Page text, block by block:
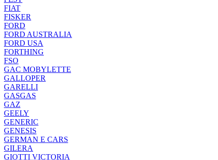
FIAT
FISKER
FORD
FORD AUSTRALIA
FORD USA
FORTHING
FSO
GAC MOBYLETTE
GALLOPER
GARELLI
GASGAS
GAZ
GEELY
GENERIC
GENESIS
GERMAN E CARS
GILERA
GIOTTI VICTORIA